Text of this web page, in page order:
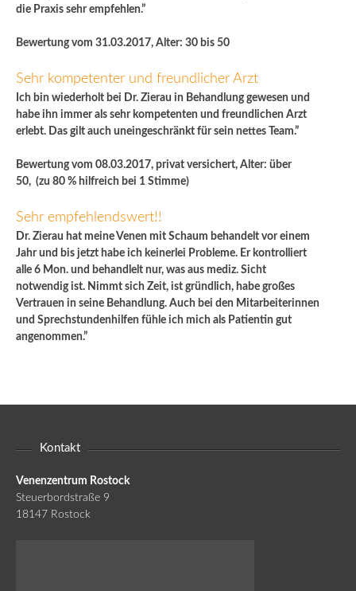
die Praxis sehr empfehlen.”
Bewertung vom 31.03.2017, Alter: 30 bis 50
Sehr kompetenter und freundlicher Arzt
Ich bin wiederholt bei Dr. Zierau in Behandlung gewesen und
habe ihn immer als sehr kompetenten und freundlichen Arzt
erlebt. Das gilt auch uneingeschränkt für sein nettes Team.”
Bewertung vom 08.03.2017, privat versichert, Alter: über
50, (zu 80 % hilfreich bei 1 Stimme)
Sehr empfehlendswert!!
Dr. Zierau hat meine Venen mit Schaum behandelt vor einem
Jahr und bis jetzt habe ich keinerlei Probleme. Er kontrolliert
alle 6 Mon. und behandlelt nur, was aus mediz. Sicht
notwendig ist. Nimmt sich Zeit, ist gründlich, habe großes
Vertrauen in seine Behandlung. Auch bei den Mitarbeiterinnen
und Sprechstundenhilfen fühle ich mich als Patientin gut
angenommen.”
Kontakt
Venenzentrum Rostock
Steuerbordstraße 9
18147 Rostock